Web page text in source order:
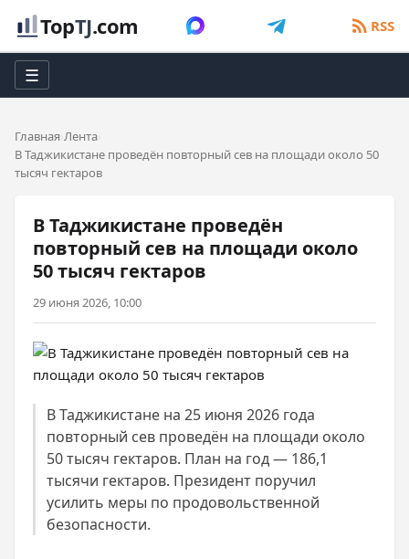
TopTJ.com RSS
☰
Главная Лента
В Таджикистане проведён повторный сев на площади около 50
тысяч гектаров
В Таджикистане проведён
повторный сев на площади около
50 тысяч гектаров
29 июня 2026, 10:00
В Таджикистане на 25 июня 2026 года
повторный сев проведён на площади около
50 тысяч гектаров. План на год — 186,1
тысячи гектаров. Президент поручил
усилить меры по продовольственной
безопасности.